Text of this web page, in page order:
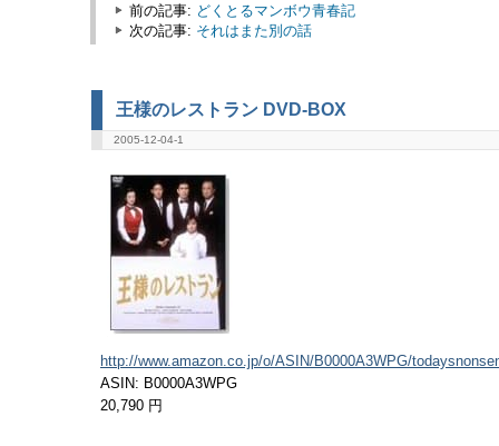
前の記事: どくとるマンボウ青春記
次の記事: それはまた別の話
王様のレストラン DVD-BOX
2005-12-04-1
http://www.amazon.co.jp/o/ASIN/B0000A3WPG/
ASIN: B0000A3WPG
20,790 円